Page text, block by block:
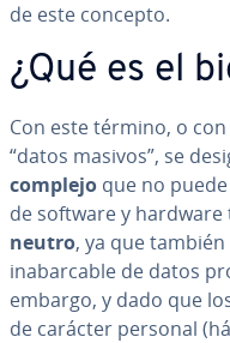
de este concepto.
¿Qué es el
Con este término, o
“datos masivos”, se
complejo que no
de software y hardware
neutro, ya que
in­aba­r­ca­ble de datos
embargo, y dado que
de carácter personal